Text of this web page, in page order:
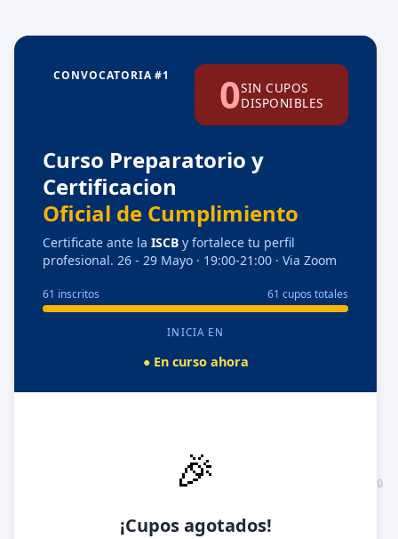
CONVOCATORIA #1 0SIN CUPOS
DISPONIBLES
Curso Preparatorio y
Certificacion
Oficial de Cumplimiento
Certificate ante la ISCB y fortalece tu perfil
profesional. 26 - 29 Mayo · 19:00-21:00 · Via Zoom
61 inscritos 61 cupos totales
INICIA EN
● En curso ahora
🎉
¡Cupos agotados!
🔒